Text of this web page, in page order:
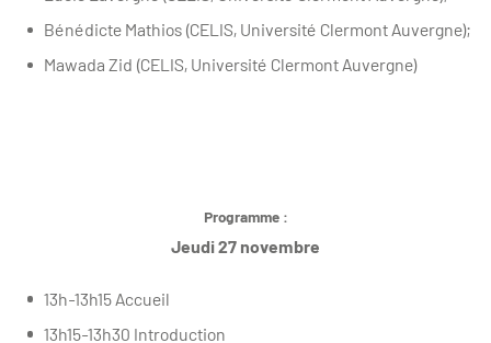
Bénédicte Mathios (CELIS, Université Clermont Auvergne);
Mawada Zid (CELIS, Université Clermont Auvergne)
Programme :
Jeudi 27 novembre
13h-13h15 Accueil
13h15-13h30 Introduction